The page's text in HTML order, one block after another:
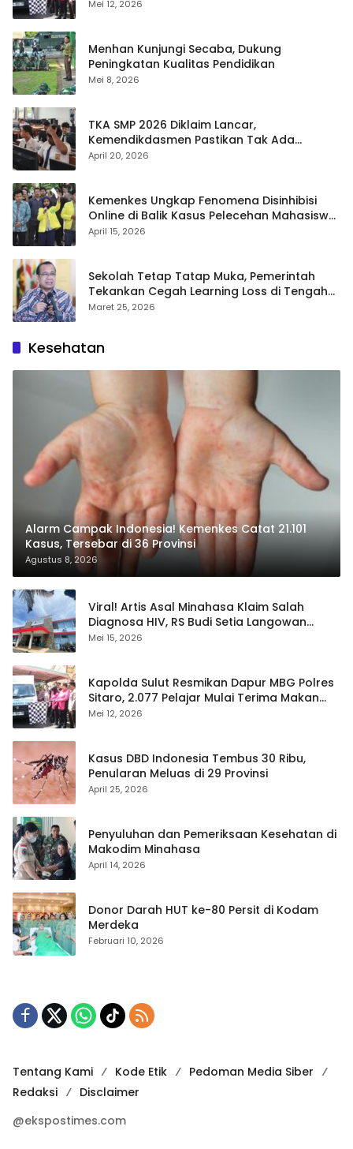
Gratis
Mei 12, 2026
Menhan Kunjungi Secaba, Dukung
Peningkatan Kualitas Pendidikan
Mei 8, 2026
TKA SMP 2026 Diklaim Lancar,
Kemendikdasmen Pastikan Tak Ada
Kebocoran Soal
April 20, 2026
Kemenkes Ungkap Fenomena Disinhibisi
Online di Balik Kasus Pelecehan Mahasiswa
FH UI
April 15, 2026
Sekolah Tetap Tatap Muka, Pemerintah
Tekankan Cegah Learning Loss di Tengah
Krisis Global
Maret 25, 2026
Kesehatan
Alarm Campak Indonesia! Kemenkes Catat 21.101
Kasus, Tersebar di 36 Provinsi
Agustus 8, 2026
Viral! Artis Asal Minahasa Klaim Salah
Diagnosa HIV, RS Budi Setia Langowan
Disorot Publik
Mei 15, 2026
Kapolda Sulut Resmikan Dapur MBG Polres
Sitaro, 2.077 Pelajar Mulai Terima Makan
Gratis
Mei 12, 2026
Kasus DBD Indonesia Tembus 30 Ribu,
Penularan Meluas di 29 Provinsi
April 25, 2026
Penyuluhan dan Pemeriksaan Kesehatan di
Makodim Minahasa
April 14, 2026
Donor Darah HUT ke-80 Persit di Kodam
Merdeka
Februari 10, 2026
Tentang Kami Kode Etik
Pedoman Media Siber
Redaksi
Disclaimer
@ekspostimes.com